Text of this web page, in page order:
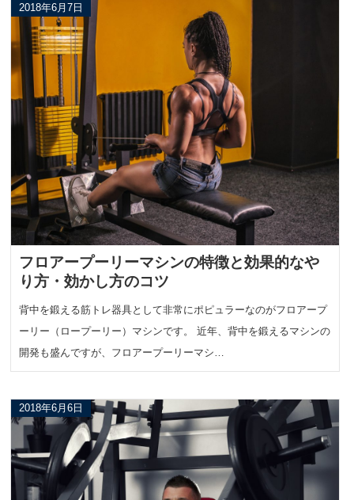
2018年6月7日
フロアープーリーマシンの特徴と効果的なや
り方・効かし方のコツ
背中を鍛える筋トレ器具として非常にポピュラーなのがフロアープ
ーリー（ロープーリー）マシンです。 近年、背中を鍛えるマシンの
開発も盛んですが、フロアープーリーマシ…
2018年6月6日